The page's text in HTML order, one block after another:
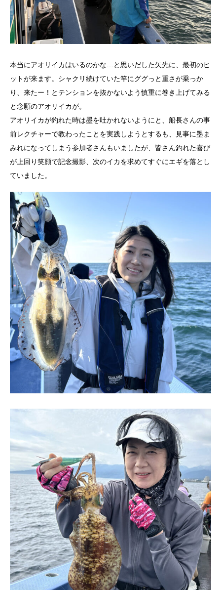
本当にアオリイカはいるのかな…と思いだした矢先に、最初のヒ
ットが来ます。シャクリ続けていた竿にググっと重さが乗っか
り、来たー！とテンションを抜かないよう慎重に巻き上げてみる
と念願のアオリイカが。
アオリイカが釣れた時は墨を吐かれないようにと、船長さんの事
前レクチャーで教わったことを実践しようとするも、見事に墨ま
みれになってしまう参加者さんもいましたが、皆さん釣れた喜び
が上回り笑顔で記念撮影、次のイカを求めてすぐにエギを落とし
ていました。